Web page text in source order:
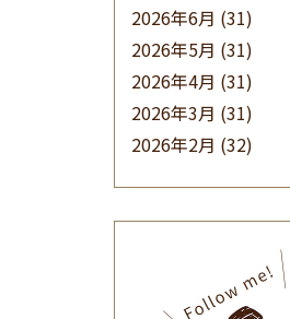
2026年6月 (31)
2026年5月 (31)
2026年4月 (31)
2026年3月 (31)
2026年2月 (32)
(32)
2025年9月(30)